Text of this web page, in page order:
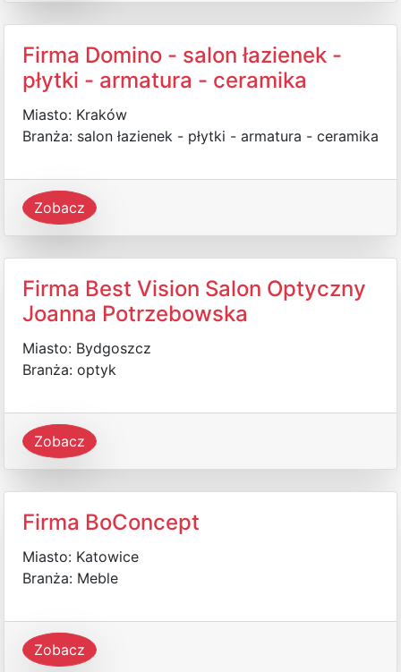
Firma Domino - salon łazienek -
płytki - armatura - ceramika
Miasto: Kraków
Branża: salon łazienek - płytki - armatura - ceramika
Zobacz
Firma Best Vision Salon Optyczny
Joanna Potrzebowska
Miasto: Bydgoszcz
Branża: optyk
Zobacz
Firma BoConcept
Miasto: Katowice
Branża: Meble
Zobacz